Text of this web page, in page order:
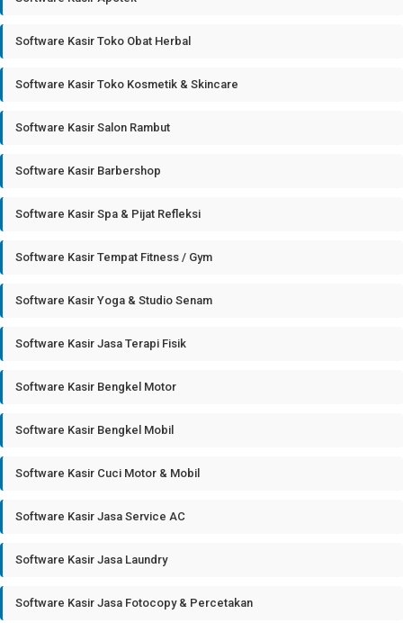
Software Kasir Toko Obat Herbal
Software Kasir Toko Kosmetik & Skincare
Software Kasir Salon Rambut
Software Kasir Barbershop
Software Kasir Spa & Pijat Refleksi
Software Kasir Tempat Fitness / Gym
Software Kasir Yoga & Studio Senam
Software Kasir Jasa Terapi Fisik
Software Kasir Bengkel Motor
Software Kasir Bengkel Mobil
Software Kasir Cuci Motor & Mobil
Software Kasir Jasa Service AC
Software Kasir Jasa Laundry
Software Kasir Jasa Fotocopy & Percetakan